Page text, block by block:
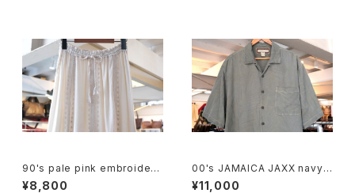
90's pale pink embroidere
d rayon easy Skirt
¥8,800
00's JAMAICA JAXX navy-
green jacquard silk Shirt
¥11,000